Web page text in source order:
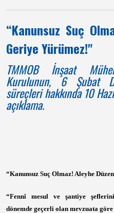
“Kanunsuz Suç
Geriye Yürümez!"
TMMOB İnşaat
Kurulunun, 6 Şubat
süreçleri hakkında 10
açıklama.
“Kanunsuz Suç Olmaz! Aleyhe
“Fennî mesul ve şantiye
dönemde geçerli olan mevzuata